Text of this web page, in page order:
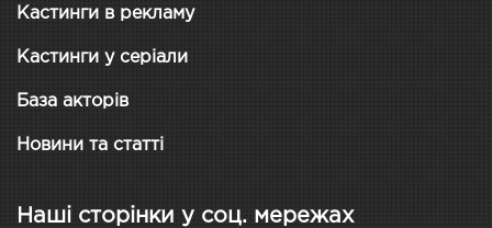
Кастинги в рекламу
Кастинги у серіали
База акторів
Новини та статті
Наші сторінки у соц. мережах